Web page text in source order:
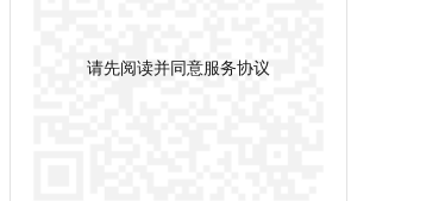
请先阅读并同意服务协议